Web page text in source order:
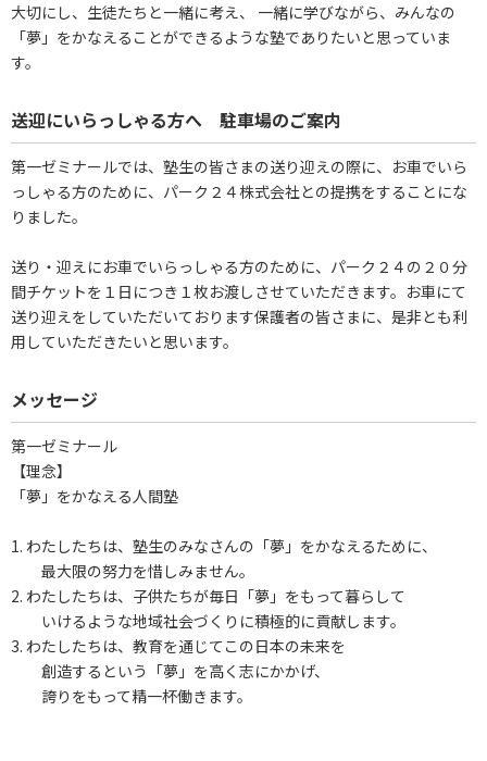
大切にし、生徒たちと一緒に考え、 一緒に学びながら、みんなの
「夢」をかなえることができるような塾でありたいと思っていま
す。
送迎にいらっしゃる方へ 駐車場のご案内
第一ゼミナールでは、塾生の皆さまの送り迎えの際に、お車でいら
っしゃる方のために、パーク２４株式会社との提携をすることにな
りました。
送り・迎えにお車でいらっしゃる方のために、パーク２４の２０分
間チケットを１日につき１枚お渡しさせていただきます。お車にて
送り迎えをしていただいております保護者の皆さまに、是非とも利
用していただきたいと思います。
メッセージ
第一ゼミナール
【理念】
「夢」をかなえる人間塾
1. わたしたちは、塾生のみなさんの「夢」をかなえるために、
最大限の努力を惜しみません。
2. わたしたちは、子供たちが毎日「夢」をもって暮らして
いけるような地域社会づくりに積極的に貢献します。
3. わたしたちは、教育を通じてこの日本の未来を
創造するという「夢」を高く志にかかげ、
誇りをもって精一杯働きます。